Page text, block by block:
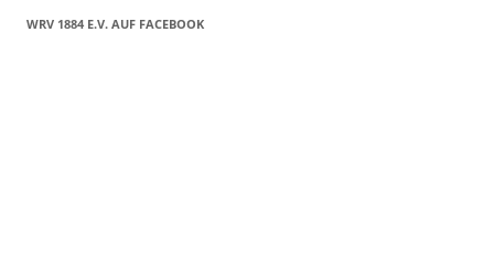
WRV 1884 E.V. AUF FACEBOOK